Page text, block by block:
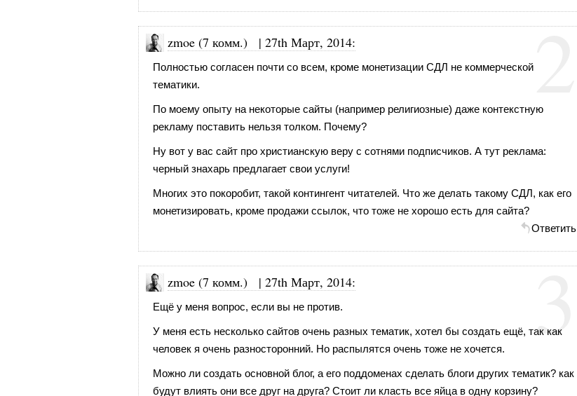
2
zmoe (7 комм.) | 27th Март, 2014:
Полностью согласен почти со всем, кроме монетизации СДЛ не коммерческой
тематики.
По моему опыту на некоторые сайты (например религиозные) даже контекстную
рекламу поставить нельзя толком. Почему?
Ну вот у вас сайт про христианскую веру с сотнями подписчиков. А тут реклама:
черный знахарь предлагает свои услуги!
Многих это покоробит, такой контингент читателей. Что же делать такому СДЛ, как его
монетизировать, кроме продажи ссылок, что тоже не хорошо есть для сайта?
Ответить
3
zmoe (7 комм.) | 27th Март, 2014:
Ещё у меня вопрос, если вы не против.
У меня есть несколько сайтов очень разных тематик, хотел бы создать ещё, так как
человек я очень разносторонний. Но распылятся очень тоже не хочется.
Можно ли создать основной блог, а его поддоменах сделать блоги других тематик? как
будут влиять они все друг на друга? Стоит ли класть все яйца в одну корзину?